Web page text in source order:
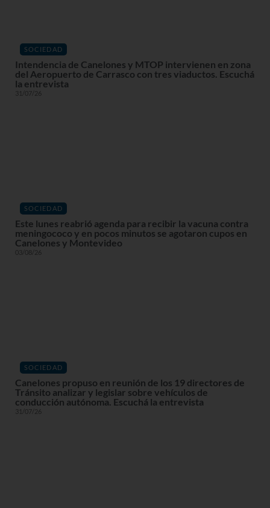
SOCIEDAD
Intendencia de Canelones y MTOP intervienen en zona
del Aeropuerto de Carrasco con tres viaductos. Escuchá
la entrevista
31/07/26
SOCIEDAD
Este lunes reabrió agenda para recibir la vacuna contra
meningococo y en pocos minutos se agotaron cupos en
Canelones y Montevideo
03/08/26
SOCIEDAD
Canelones propuso en reunión de los 19 directores de
Tránsito analizar y legislar sobre vehículos de
conducción autónoma. Escuchá la entrevista
31/07/26